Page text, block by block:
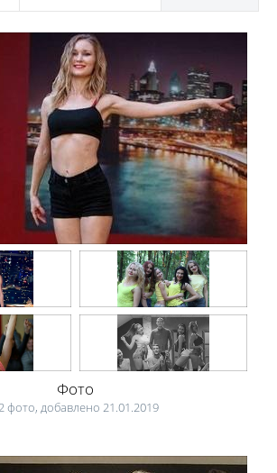
Фото
фото, добавлено 21.01.2019